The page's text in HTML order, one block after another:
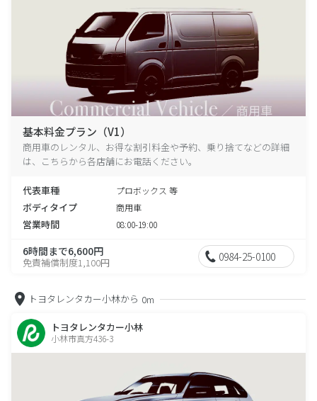
基本料金プラン（V1）
商用車のレンタル、お得な割引料金や予約、乗り捨てなどの詳細
は、こちらから各店舗にお電話ください。
代表車種 プロボックス 等
ボディタイプ 商用車
営業時間 08:00-19:00
6時間まで6,600円
免責補償制度1,100円 0984-25-0100
トヨタレンタカー小林から 0m
トヨタレンタカー小林
小林市真方436-3